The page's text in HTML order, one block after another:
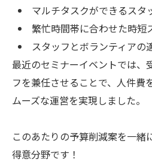
マルチタスクができるスタ
繁忙時間帯に合わせた時短
スタッフとボランティアの
最近のセミナーイベントでは、
フを兼任させることで、人件費
ムーズな運営を実現しました。
このあたりの予算削減案を一緒
得意分野です！